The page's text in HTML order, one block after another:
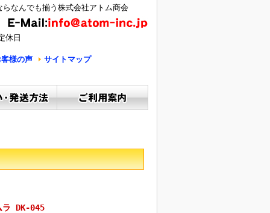
なんでも揃う株式会社アトム商会
休日
様の声 サイトマップ
ラ DK-045